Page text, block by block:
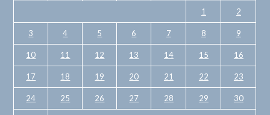
1
2
3 4 5 6 7 8 9
10 11 12 13 14 15 16
17 18 19 20 21 22 23
24 25 26 27 28 29 30